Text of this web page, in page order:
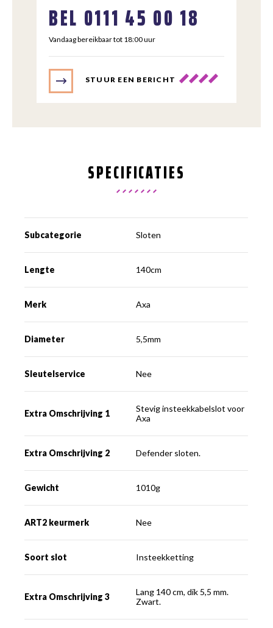
BEL 0111 45 00 18
Vandaag bereikbaar tot 18:00 uur
STUUR EEN BERICHT
SPECIFICATIES
Subcategorie Sloten
Lengte 140cm
Merk Axa
Diameter 5,5mm
Sleutelservice Nee
Extra Omschrijving 1
Stevig insteekkabelslot voor
Axa
Extra Omschrijving 2 Defender sloten.
Gewicht 1010g
ART2 keurmerk Nee
Soort slot Insteekketting
Extra Omschrijving 3
Lang 140 cm, dik 5,5 mm.
Zwart.